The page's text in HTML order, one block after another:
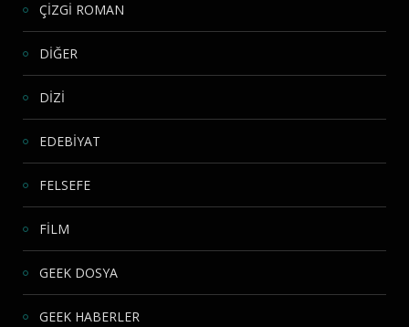
ÇİZGİ ROMAN
DİĞER
DİZİ
EDEBİYAT
FELSEFE
FİLM
GEEK DOSYA
GEEK HABERLER